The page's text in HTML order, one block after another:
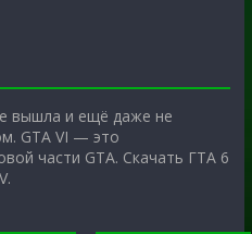
вышла и ещё даже не
GTA VI — это
части GTA. Скачать ГТА 6